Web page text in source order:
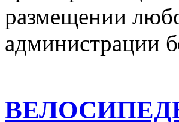
размещении
администрации